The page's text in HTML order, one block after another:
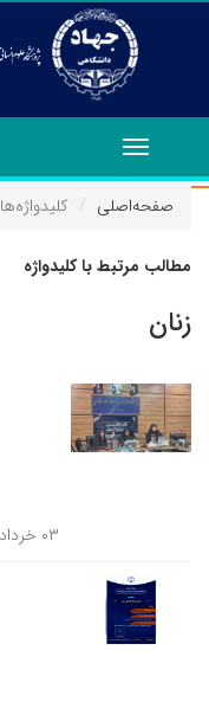
Toggle
navigation
صفحه‌اصلی
کلیدواژه‌ها
مطالب مرتبط با کلیدواژه
زنان
۰۳ خرداد ۱۴۰۵